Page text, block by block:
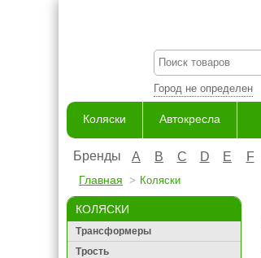
Город не определен
Коляски Автокресла
Бренды A B C D E F
Главная Коляски
КОЛЯСКИ
Трансформеры
Трость